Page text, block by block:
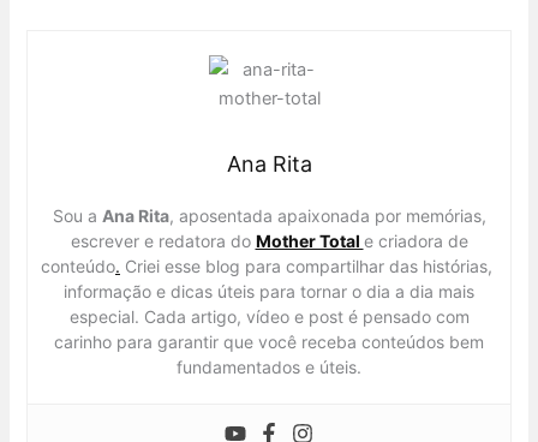
Ana Rita
Sou a Ana Rita, aposentada apaixonada por memórias,
escrever e redatora do Mother Total e criadora de
conteúdo. Criei esse blog para compartilhar das histórias,
informação e dicas úteis para tornar o dia a dia mais
especial. Cada artigo, vídeo e post é pensado com
carinho para garantir que você receba conteúdos bem
fundamentados e úteis.